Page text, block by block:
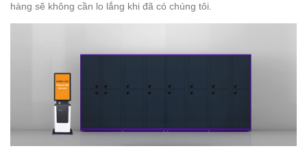
hàng sẽ không cần lo lắng khi đã có chúng tôi.